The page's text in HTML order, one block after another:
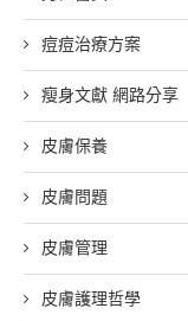
痘痘治療方案
瘦身文獻 網路分享
皮膚保養
皮膚問題
皮膚管理
皮膚護理哲學